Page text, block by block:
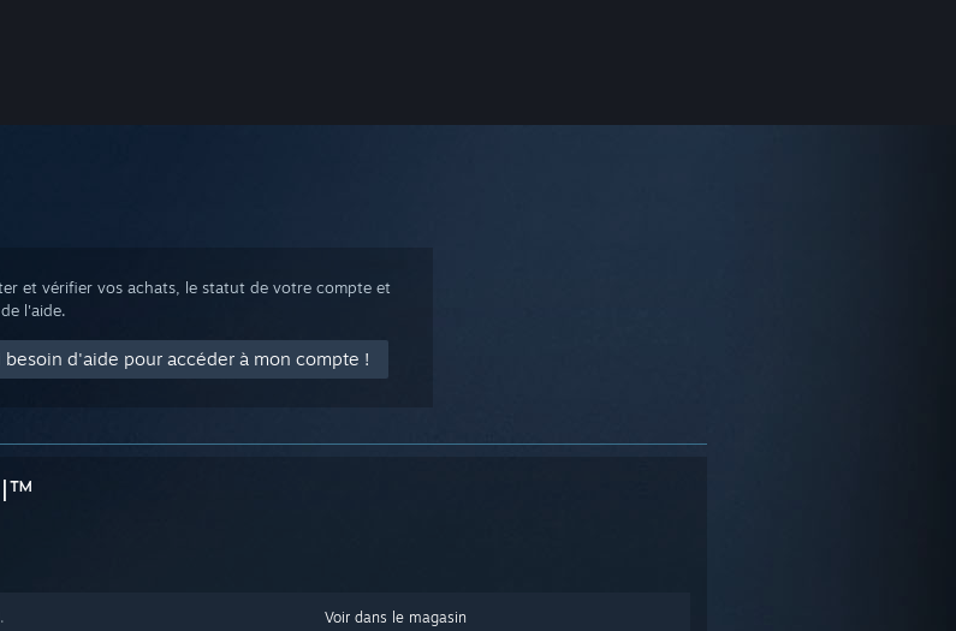
et vérifier vos achats, le statut de votre compte et
l'aide.
besoin d'aide pour accéder à mon compte !
Voir dans le magasin